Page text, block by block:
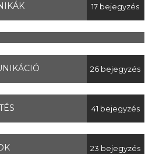
17 bejegyzés
26 bejegyzés
41 bejegyzés
23 bejegyzés